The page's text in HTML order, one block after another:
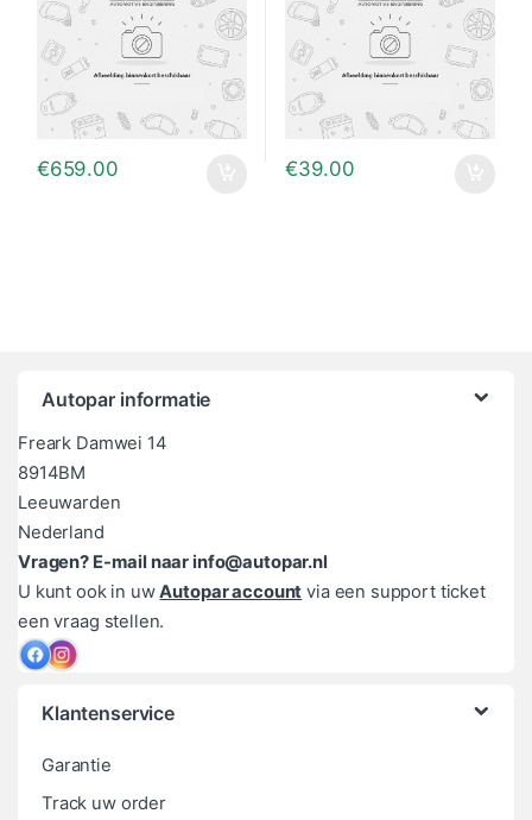
€659.00 €39.00
Autopar informatie
Freark Damwei 14
8914BM
Leeuwarden
Nederland
Vragen? E-mail naar info@autopar.nl
U kunt ook in uwAutopar account via een support ticket
een vraag stellen.
Klantenservice
Garantie
Track uw order